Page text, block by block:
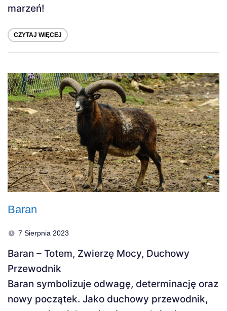
marzeń!
CZYTAJ WIĘCEJ
Baran
7 Sierpnia 2023
Baran – Totem, Zwierzę Mocy, Duchowy
Przewodnik
Baran symbolizuje odwagę, determinację oraz
nowy początek. Jako duchowy przewodnik,